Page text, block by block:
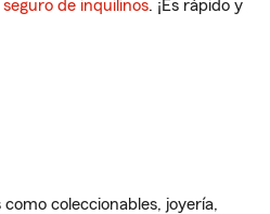
de inquilinos. ¡Es rápido y
coleccionables, joyería,